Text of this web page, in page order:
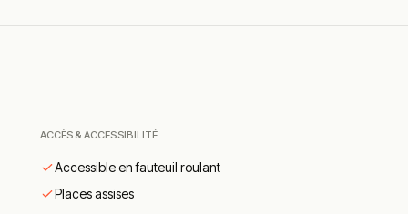
bois, coulis de myrtille et sorbet cassis.
locaux.
accords de vins.
ACCÈS & ACCESSIBILITÉ
Accessible en fauteuil roulant
Places assises